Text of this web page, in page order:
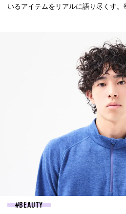
いるアイテムをリアルに語り尽くす。
BEAUTY